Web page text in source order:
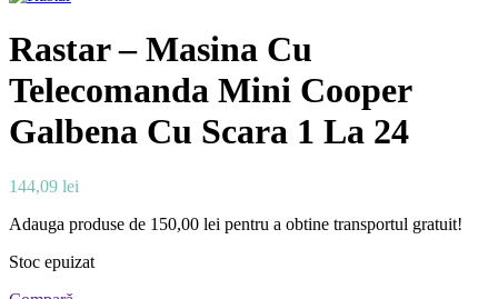
Rastar – Masina Cu
Telecomanda Mini Cooper
Galbena Cu Scara 1 La 24
144,09 lei
Adauga produse de 150,00 lei pentru a obtine transportul gratuit!
Stoc epuizat